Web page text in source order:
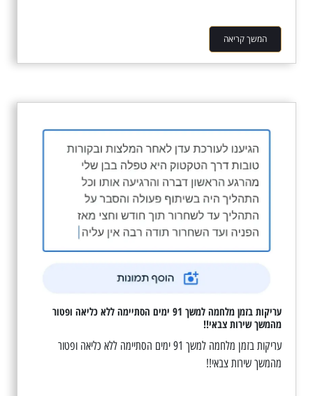
המשך קריאה
עריקות בזמן מלחמה למשך 91 ימים הסתיימה ללא כליאה ופטור
מהמשך שירות צבאי!!
עריקות בזמן מלחמה למשך 91 ימים הסתיימה ללא כליאה ופטור
מהמשך שירות צבאי!!